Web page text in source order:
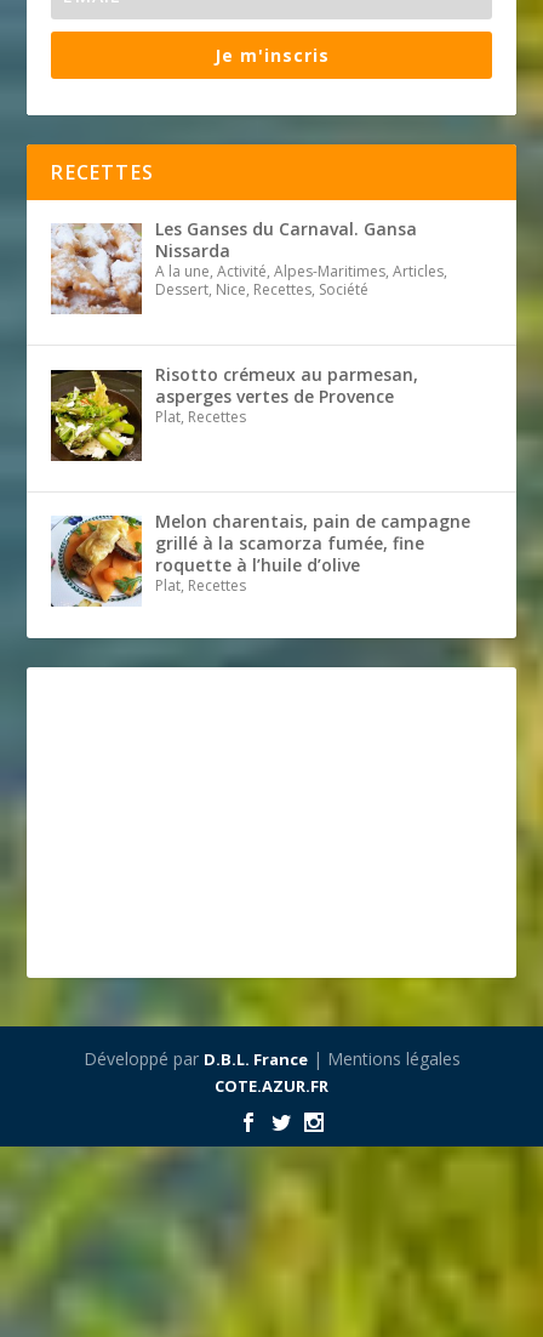
Je m'inscris
RECETTES
Les Ganses du Carnaval. Gansa
Nissarda
A la une, Activité, Alpes-Maritimes, Articles,
Dessert, Nice, Recettes, Société
Risotto crémeux au parmesan,
asperges vertes de Provence
Plat, Recettes
Melon charentais, pain de campagne
grillé à la scamorza fumée, fine
roquette à l’huile d’olive
Plat, Recettes
Développé par D.B.L. France| Mentions légales
COTE.AZUR.FR